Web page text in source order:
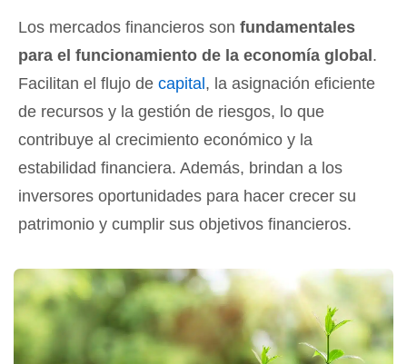
Los mercados financieros son fundamentales
para el funcionamiento de la economía global .
Facilitan el flujo de capital , la asignación eficiente
de recursos y la gestión de riesgos, lo que
contribuye al crecimiento económico y la
estabilidad financiera. Además, brindan a los
inversores oportunidades para hacer crecer su
patrimonio y cumplir sus objetivos financieros.